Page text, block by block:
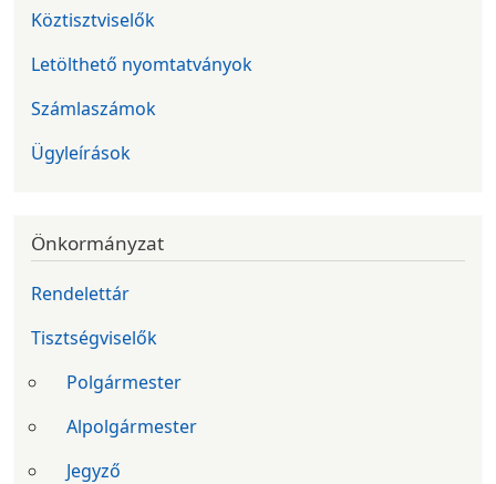
Köztisztviselők
Letölthető nyomtatványok
Számlaszámok
Ügyleírások
Önkormányzat
Rendelettár
Tisztségviselők
Polgármester
Alpolgármester
Jegyző